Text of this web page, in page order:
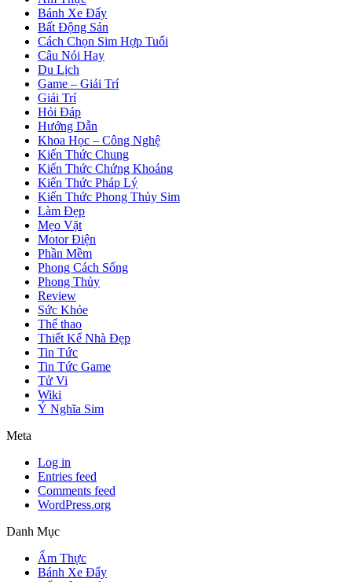
Bánh Xe Đẩy
Bất Động Sản
Cách Chọn Sim Hợp Tuổi
Câu Nói Hay
Du Lịch
Game – Giải Trí
Giải Trí
Hỏi Đáp
Hướng Dẫn
Khoa Học – Công Nghệ
Kiến Thức Chung
Kiến Thức Chứng Khoáng
Kiến Thức Pháp Lý
Kiến Thức Phong Thủy Sim
Làm Đẹp
Mẹo Vặt
Motor Điện
Phần Mềm
Phong Cách Sống
Phong Thủy
Review
Sức Khỏe
Thể thao
Thiết Kế Nhà Đẹp
Tin Tức
Tin Tức Game
Tử Vi
Wiki
Ý Nghĩa Sim
Meta
Log in
Entries feed
Comments feed
WordPress.org
Danh Mục
Ẩm Thực
Bánh Xe Đẩy